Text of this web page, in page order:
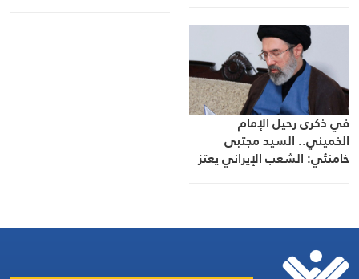
في ذكرى رحيل الإمام
الخميني.. السيد مجتبى
خامنئي: الشعب الإيراني يعتز